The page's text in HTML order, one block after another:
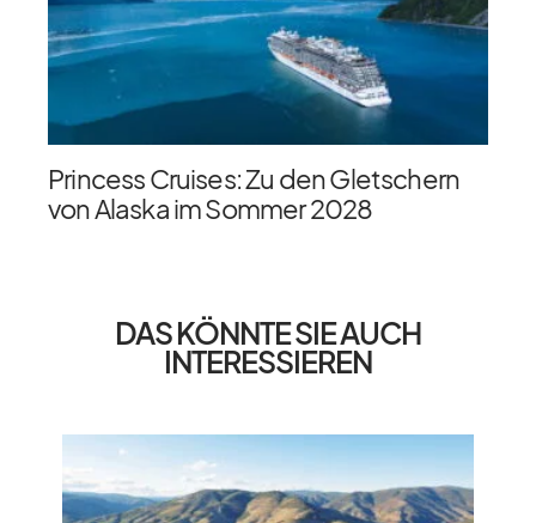
Princess Cruises: Zu den Gletschern
von Alaska im Sommer 2028
DAS KÖNNTE SIE AUCH
INTERESSIEREN